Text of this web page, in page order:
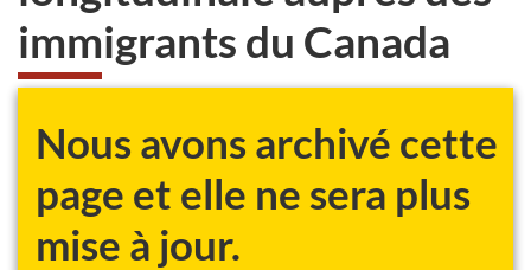
immigrants du Canada
Nous avons archivé cette
page et elle ne sera plus
mise à jour.